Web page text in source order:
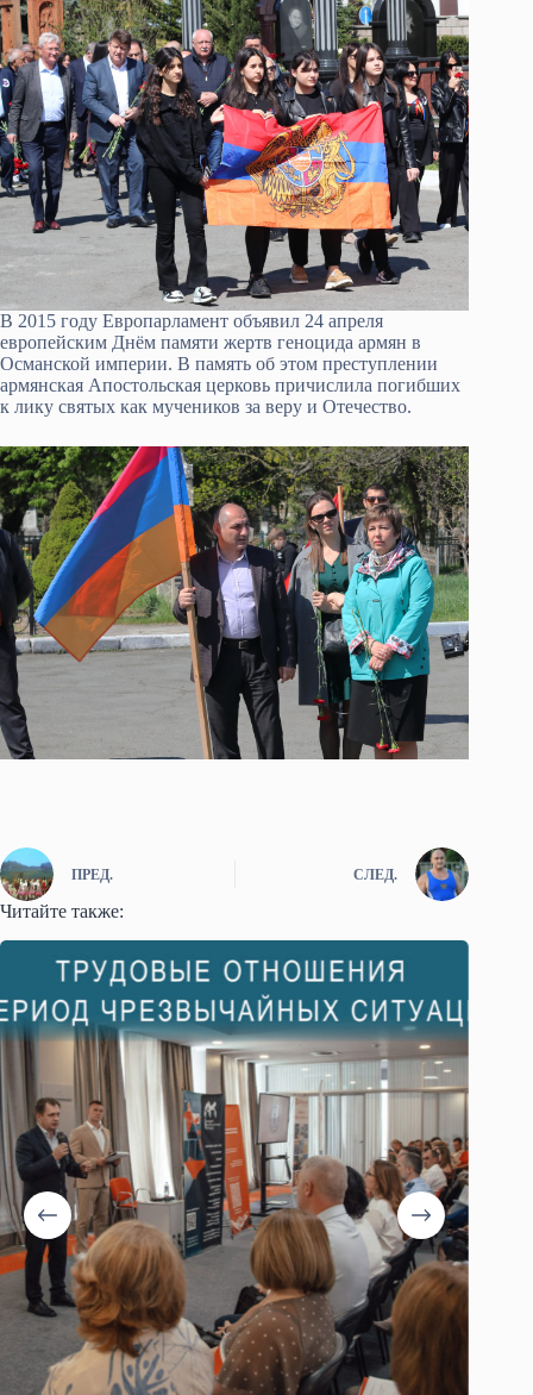
В 2015 году Европарламент объявил 24 апреля
европейским Днём памяти жертв геноцида армян в
Османской империи. В память об этом преступлении
армянская Апостольская церковь причислила погибших
к лику святых как мучеников за веру и Отечество.
ПРЕД. СЛЕД.
Читайте также: